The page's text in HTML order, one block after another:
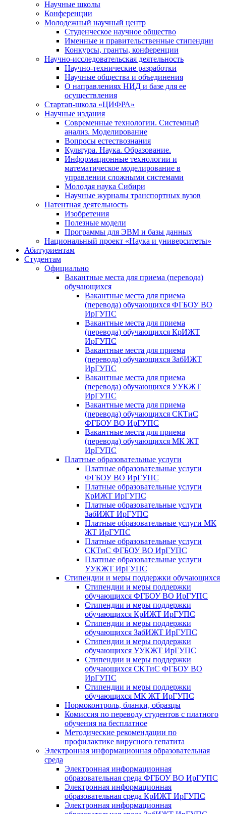
Научные школы
Конференции
Молодежный научный центр
Студенческое научное общество
Именные и правительственные стипендии
Конкурсы, гранты, конференции
Научно-исследовательская деятельность
Научно-технические разработки
Научные общества и объединения
О направлениях НИД и базе для ее
осуществления
Стартап-школа «ЦИФРА»
Научные издания
Современные технологии. Системный
анализ. Моделирование
Вопросы естествознания
Культура. Наука. Образование.
Информационные технологии и
математическое моделирование в
управлении сложными системами
Молодая наука Сибири
Научные журналы транспортных вузов
Патентная деятельность
Изобретения
Полезные модели
Программы для ЭВМ и базы данных
Национальный проект «Наука и университеты»
Абитуриентам
Студентам
Официально
Вакантные места для приема (перевода)
обучающихся
Вакантные места для приема
(перевода) обучающихся ФГБОУ ВО
ИрГУПС
Вакантные места для приема
(перевода) обучающихся КрИЖТ
ИрГУПС
Вакантные места для приема
(перевода) обучающихся ЗабИЖТ
ИрГУПС
Вакантные места для приема
(перевода) обучающихся УУКЖТ
ИрГУПС
Вакантные места для приема
(перевода) обучающихся СКТиС
ФГБОУ ВО ИрГУПС
Вакантные места для приема
(перевода) обучающихся МК ЖТ
ИрГУПС
Платные образовательные услуги
Платные образовательные услуги
ФГБОУ ВО ИрГУПС
Платные образовательные услуги
КрИЖТ ИрГУПС
Платные образовательные услуги
ЗабИЖТ ИрГУПС
Платные образовательные услуги МК
ЖТ ИрГУПС
Платные образовательные услуги
СКТиС ФГБОУ ВО ИрГУПС
Платные образовательные услуги
УУКЖТ ИрГУПС
Стипендии и меры поддержки обучающихся
Стипендии и меры поддержки
обучающихся ФГБОУ ВО ИрГУПС
Стипендии и меры поддержки
обучающихся КрИЖТ ИрГУПС
Стипендии и меры поддержки
обучающихся ЗабИЖТ ИрГУПС
Стипендии и меры поддержки
обучающихся УУКЖТ ИрГУПС
Стипендии и меры поддержки
обучающихся СКТиС ФГБОУ ВО
ИрГУПС
Стипендии и меры поддержки
обучающихся МК ЖТ ИрГУПС
Нормоконтроль, бланки, образцы
Комиссия по переводу студентов с платного
обучения на бесплатное
Методические рекомендации по
профилактике вирусного гепатита
Электронная информационная образовательная
среда
Электронная информационная
образовательная среда ФГБОУ ВО ИрГУПС
Электронная информационная
образовательная среда КрИЖТ ИрГУПС
Электронная информационная